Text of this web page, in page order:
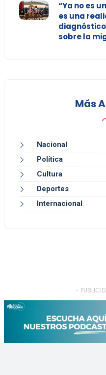
“Ya no es
es una
sobre la
Más
Nacional
Política
Cultura
Deportes
Internacional
-